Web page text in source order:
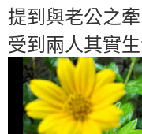
提到與老公之
受到兩人其實